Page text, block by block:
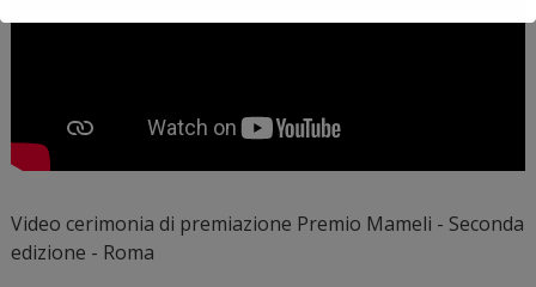
Video cerimonia di premiazione Premio Mameli - Seconda
edizione - Roma